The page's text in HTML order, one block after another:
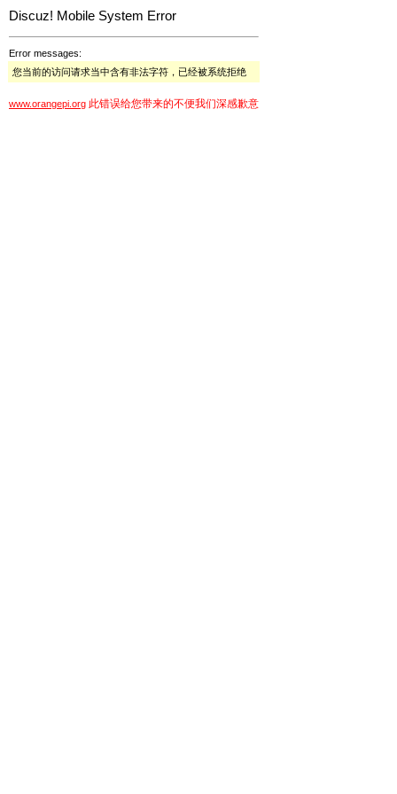
Discuz! Mobile System Error
Error messages:
您当前的访问请求当中含有非法字符，已经被系统拒绝
www.orangepi.org 此错误给您带来的不便我们深感歉意